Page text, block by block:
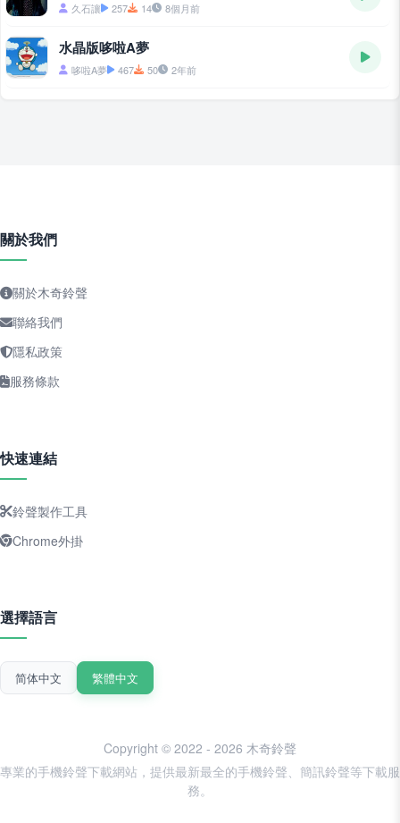
久石讓 257 14 8個月前
水晶版哆啦A夢
哆啦A夢 467 50 2年前
關於我們
關於木奇鈴聲
聯絡我們
隱私政策
服務條款
快速連結
鈴聲製作工具
Chrome外掛
選擇語言
简体中文 繁體中文
Copyright © 2022 - 2026 木奇鈴聲
專業的手機鈴聲下載網站，提供最新最全的手機鈴聲、簡訊鈴聲等下載服
務。